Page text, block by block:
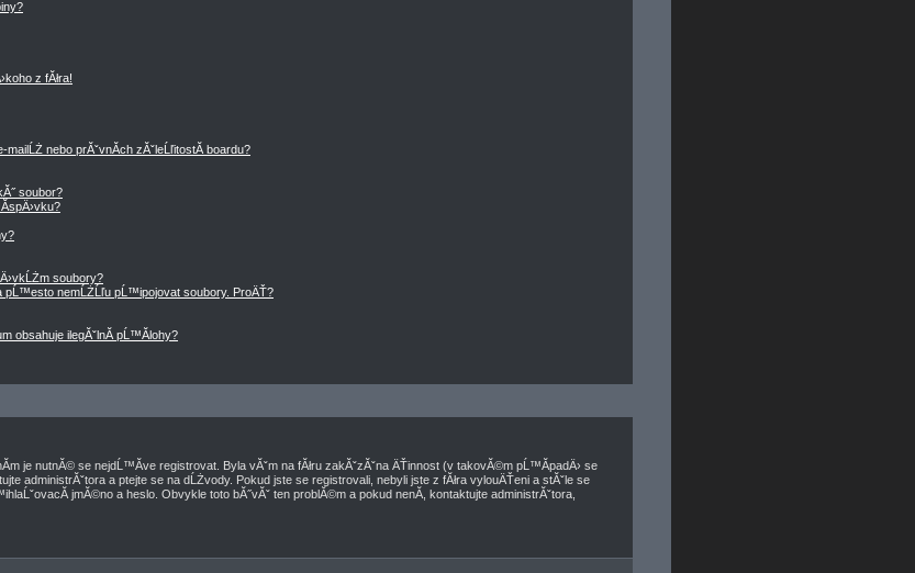
z fĂłra!
mailĹŻ nebo prĂˇvnĂ­ch zĂˇleĹľitostĂ­ boardu?
soubor?
soubory?
pĹ™esto nemĹŻĹľu pĹ™ipojovat soubory. ProÄŤ?
obsahuje ilegĂˇlnĂ­ pĹ™Ă­lohy?
je nutnĂ© se nejdĹ™Ă­ve registrovat. Byla vĂˇm na fĂłru zakĂˇzĂˇna ÄŤinnost (v takovĂ©m pĹ™Ă­padÄ› se
administrĂˇtora a ptejte se na dĹŻvody. Pokud jste se registrovali, nebyli jste z fĂłra vylouÄŤeni a stĂˇle se
jmĂ©no a heslo. Obvykle toto bĂ˝vĂˇ ten problĂ©m a pokud nenĂ­, kontaktujte administrĂˇtora,